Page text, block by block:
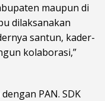
maupun di
dilaksanakan
santun, kader-
kolaborasi,”
PAN. SDK